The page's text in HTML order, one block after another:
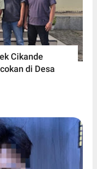
Cikande
di Desa